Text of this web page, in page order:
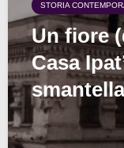
STORIA
Un fiore
Casa